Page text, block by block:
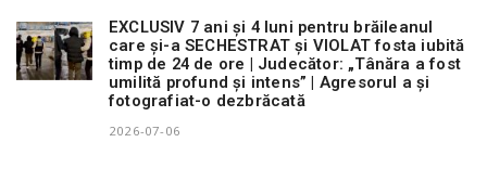
EXCLUSIV 7 ani și 4 luni pentru brăileanul
care și-a SECHESTRAT și VIOLAT fosta iubită
timp de 24 de ore | Judecător: „Tânăra a fost
umilită profund și intens” | Agresorul a și
fotografiat-o dezbrăcată
2026-07-06